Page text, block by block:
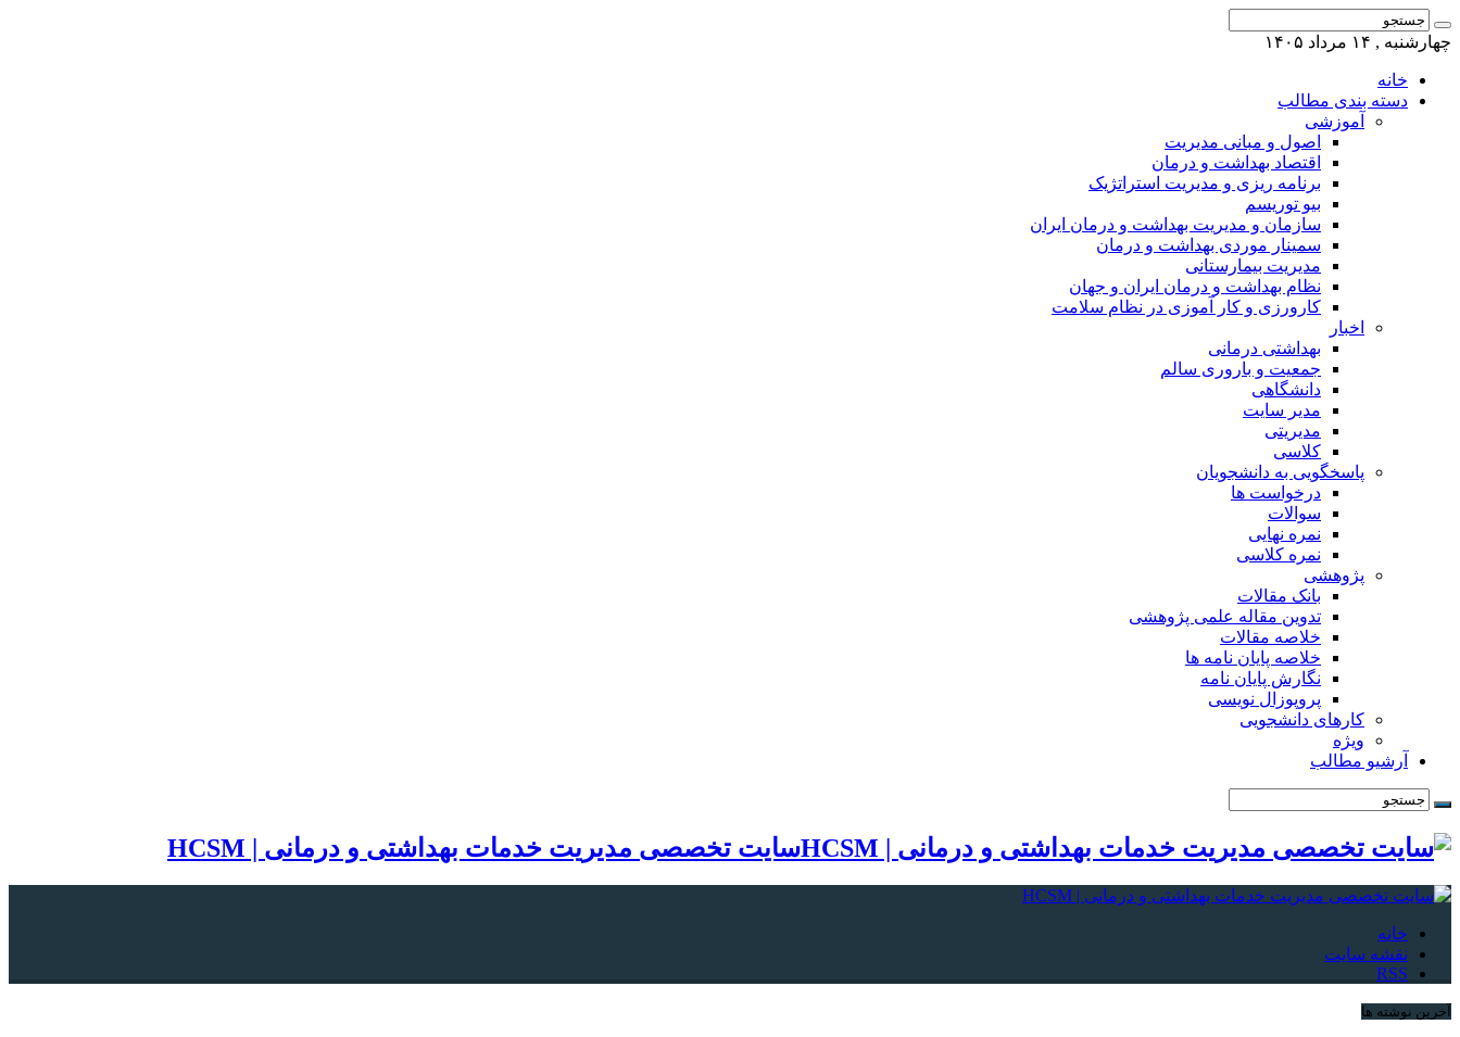
چهارشنبه , ۱۴ مرداد ۱۴۰۵
خانه
دسته بندی مطالب
آموزشی
اصول و مبانی مدیریت
اقتصاد بهداشت و درمان
برنامه ریزی و مدیریت استراتژیک
بیو توریسم
سازمان و مدیریت بهداشت و درمان ایران
سمینار موردی بهداشت و درمان
مدیریت بیمارستانی
نظام بهداشت و درمان ایران و جهان
کارورزی و کار آموزی در نظام سلامت
اخبار
بهداشتی درمانی
جمعیت و باروری سالم
دانشگاهی
مدیر سایت
مدیریتی
کلاسی
پاسخگویی به دانشجویان
درخواست ها
سوالات
نمره نهایی
نمره کلاسی
پژوهشی
بانک مقالات
تدوین مقاله علمی پژوهشی
خلاصه مقالات
خلاصه پایان نامه ها
نگارش پایان نامه
پروپوزال نویسی
کارهای دانشجویی
ویژه
آرشیو مطالب
سایت تخصصی مدیریت خدمات بهداشتی و درمانی | HCSM
خانه
نقشه سایت
RSS
آخرین نوشته ها